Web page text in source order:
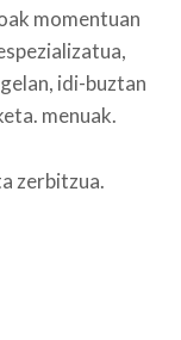
momentuan
idi-buztan
menuak.
zerbitzua.